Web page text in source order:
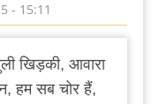
- 15:11
खिड़की, आवारा
हम सब चोर हैं,